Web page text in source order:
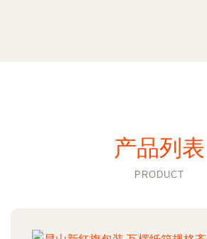
产品列表
PRODUCT